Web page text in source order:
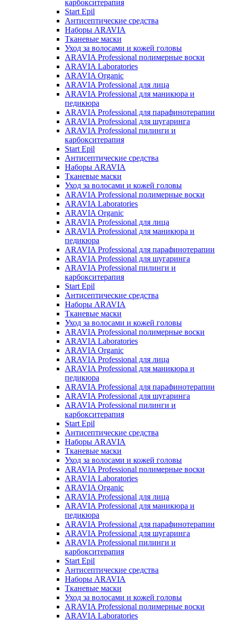
карбокситерапия
Start Epil
Антисептические средства
Наборы ARAVIA
Тканевые маски
Уход за волосами и кожей головы
ARAVIA Professional полимерные воски
ARAVIA Laboratories
ARAVIA Organic
ARAVIA Professional для лица
ARAVIA Professional для маникюра и
педикюра
ARAVIA Professional для парафинотерапии
ARAVIA Professional для шугаринга
ARAVIA Professional пилинги и
карбокситерапия
Start Epil
Антисептические средства
Наборы ARAVIA
Тканевые маски
Уход за волосами и кожей головы
ARAVIA Professional полимерные воски
ARAVIA Laboratories
ARAVIA Organic
ARAVIA Professional для лица
ARAVIA Professional для маникюра и
педикюра
ARAVIA Professional для парафинотерапии
ARAVIA Professional для шугаринга
ARAVIA Professional пилинги и
карбокситерапия
Start Epil
Антисептические средства
Наборы ARAVIA
Тканевые маски
Уход за волосами и кожей головы
ARAVIA Professional полимерные воски
ARAVIA Laboratories
ARAVIA Organic
ARAVIA Professional для лица
ARAVIA Professional для маникюра и
педикюра
ARAVIA Professional для парафинотерапии
ARAVIA Professional для шугаринга
ARAVIA Professional пилинги и
карбокситерапия
Start Epil
Антисептические средства
Наборы ARAVIA
Тканевые маски
Уход за волосами и кожей головы
ARAVIA Professional полимерные воски
ARAVIA Laboratories
ARAVIA Organic
ARAVIA Professional для лица
ARAVIA Professional для маникюра и
педикюра
ARAVIA Professional для парафинотерапии
ARAVIA Professional для шугаринга
ARAVIA Professional пилинги и
карбокситерапия
Start Epil
Антисептические средства
Наборы ARAVIA
Тканевые маски
Уход за волосами и кожей головы
ARAVIA Professional полимерные воски
ARAVIA Laboratories